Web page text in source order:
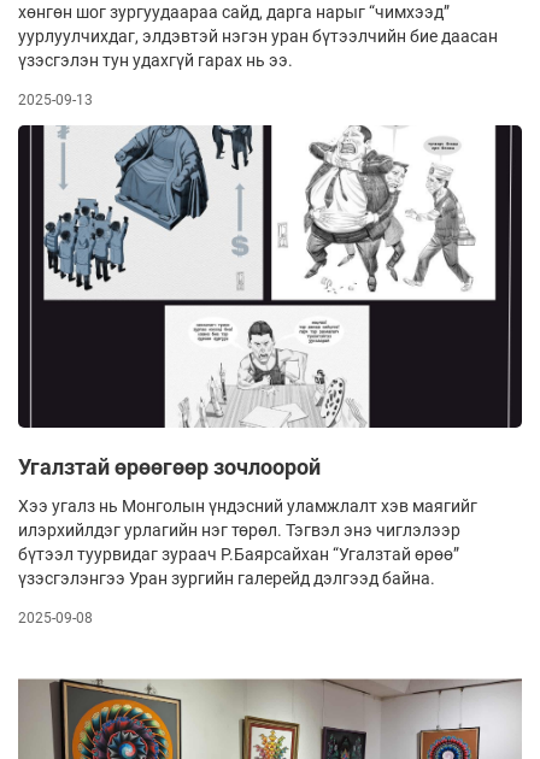
хөнгөн шог зургуудаараа сайд, дарга нарыг “чимхээд”
уурлуулчихдаг, элдэвтэй нэгэн уран бүтээлчийн бие даасан
үзэсгэлэн тун удахгүй гарах нь ээ.
2025-09-13
Угалзтай өрөөгөөр зочлоорой
Хээ угалз нь Монголын үндэсний уламжлалт хэв маягийг
илэрхийлдэг урлагийн нэг төрөл. Тэгвэл энэ чиглэлээр
бүтээл туурвидаг зураач Р.Баярсайхан “Угалзтай өрөө”
үзэсгэлэнгээ Уран зургийн галерейд дэлгээд байна.
2025-09-08